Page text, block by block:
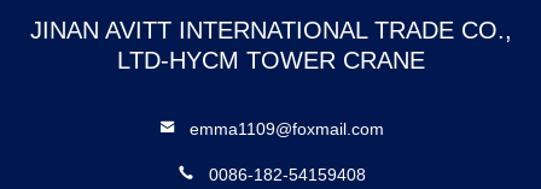
JINAN AVITT INTERNATIONAL TRADE CO.,
LTD-HYCM TOWER CRANE
emma1109@foxmail.com
0086-182-54159408